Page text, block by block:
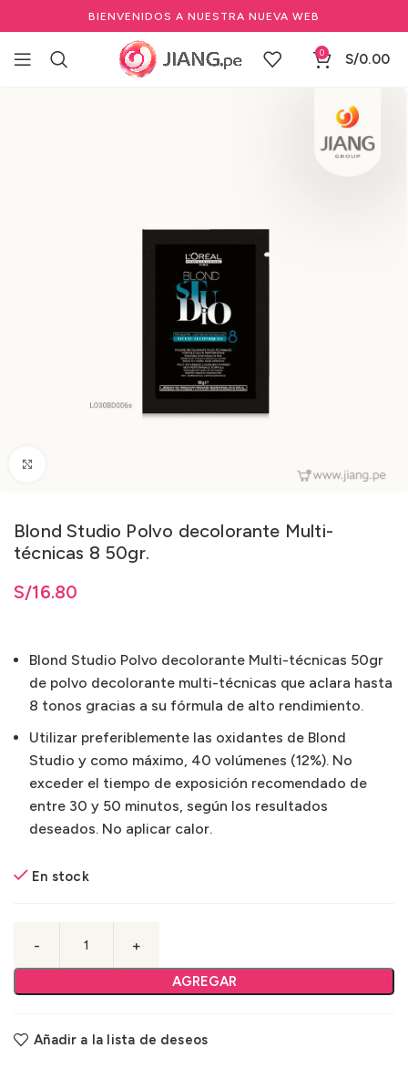
BIENVENIDOS A NUESTRA NUEVA WEB
0 S/0.00
Blond Studio Polvo decolorante Multi-
técnicas 8 50gr.
S/16.80
Blond Studio Polvo decolorante Multi-técnicas 50gr
de polvo decolorante multi-técnicas que aclara hasta
8 tonos gracias a su fórmula de alto rendimiento.
Utilizar preferiblemente las oxidantes de Blond
Studio y como máximo, 40 volúmenes (12%). No
exceder el tiempo de exposición recomendado de
entre 30 y 50 minutos, según los resultados
deseados. No aplicar calor.
En stock
AGREGAR
Añadir a la lista de deseos